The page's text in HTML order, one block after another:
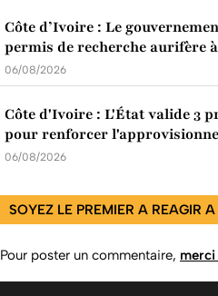
Côte d’Ivoire : Le
permis de recherche aurifère
06/08/2026
Côte d'Ivoire : L'État valide 3
pour renforcer
06/08/2026
SOYEZ LE PREMIER A REAGIR
Pour poster un commentaire,